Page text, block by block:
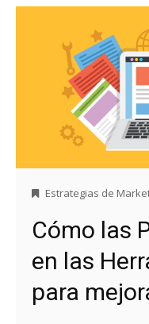
Estrategias de
Cómo las
en las
para